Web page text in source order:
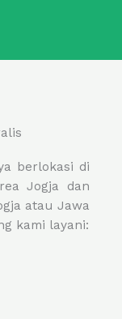
berlokasi di
Jogja dan
atau Jawa
kami layani: